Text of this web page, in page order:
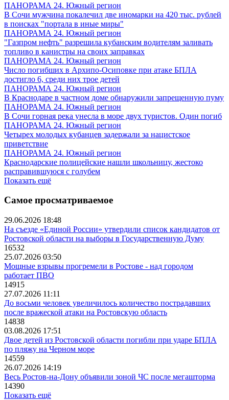
ПАНОРАМА 24. Южный регион
В Сочи мужчина покалечил две иномарки на 420 тыс. рублей
в поисках "портала в иные миры"
ПАНОРАМА 24. Южный регион
"Газпром нефть" разрешила кубанским водителям заливать
топливо в канистры на своих заправках
ПАНОРАМА 24. Южный регион
Число погибших в Архипо-Осиповке при атаке БПЛА
достигло 6, среди них трое детей
ПАНОРАМА 24. Южный регион
В Краснодаре в частном доме обнаружили запрещенную пуму
ПАНОРАМА 24. Южный регион
В Сочи горная река унесла в море двух туристов. Один погиб
ПАНОРАМА 24. Южный регион
Четырех молодых кубанцев задержали за нацистское
приветствие
ПАНОРАМА 24. Южный регион
Краснодарские полицейские нашли школьницу, жестоко
расправившуюся с голубем
Показать ещё
Самое просматриваемое
29.06.2026 18:48
На съезде «Единой России» утвердили список кандидатов от
Ростовской области на выборы в Государственную Думу
16532
25.07.2026 03:50
Мощные взрывы прогремели в Ростове - над городом
работает ПВО
14915
27.07.2026 11:11
До восьми человек увеличилось количество пострадавших
после вражеской атаки на Ростовскую область
14838
03.08.2026 17:51
Двое детей из Ростовской области погибли при ударе БПЛА
по пляжу на Черном море
14559
26.07.2026 14:19
Весь Ростов-на-Дону объявили зоной ЧС после мегашторма
14390
Показать ещё